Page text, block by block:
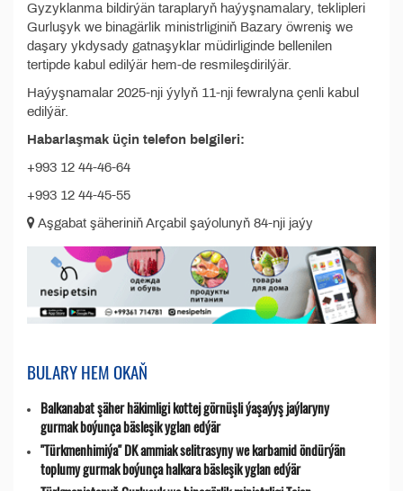
Gyzyklanma bildirýän taraplaryň haýyşnamalary, teklipleri
Gurluşyk we binagärlik ministrliginiň Bazary öwreniş we
daşary ykdysady gatnaşyklar müdirliginde bellenilen
tertipde kabul edilýär hem-de resmileşdirilýär.
Haýyşnamalar 2025-nji ýylyň 11-nji fewralyna çenli kabul
edilýär.
Habarlaşmak üçin telefon belgileri:
+993 12 44-46-64
+993 12 44-45-55
Aşgabat şäheriniň Arçabil şaýolunyň 84-nji jaýy
BULARY HEM OKAŇ
Balkanabat şäher häkimligi kottej görnüşli ýaşaýyş jaýlaryny
gurmak boýunça bäsleşik yglan edýär
"Türkmenhimiýa" DK ammiak selitrasyny we karbamid öndürýän
toplumy gurmak boýunça halkara bäsleşik yglan edýär